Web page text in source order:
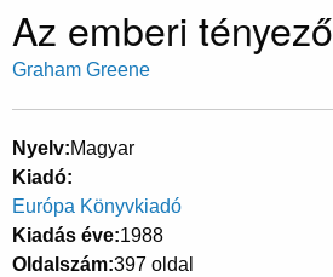
Az emberi tényező
Graham Greene
Nyelv Magyar
Kiadó
Európa Könyvkiadó
Kiadás éve 1988
Oldalszám 397 oldal